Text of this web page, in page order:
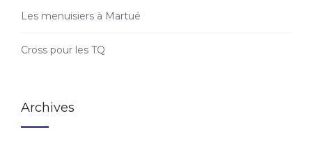
Les menuisiers à Martué
Cross pour les TQ
Archives